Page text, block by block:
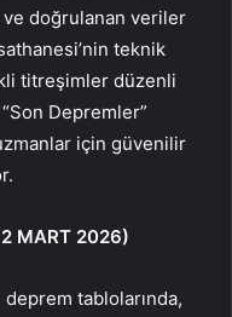
doğrulanan veriler
teknik
titreşimler düzenli
Depremler”
için güvenilir
MART 2026)
tablolarında,